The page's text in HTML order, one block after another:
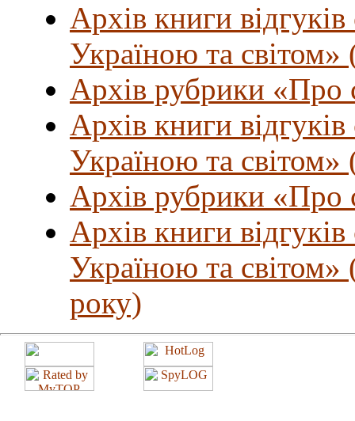
Архів книги
Україною та світом»
Архів рубрики «Про
Архів книги
Україною та світом»
Архів рубрики «Про
Архів книги
Україною та світом»
року)